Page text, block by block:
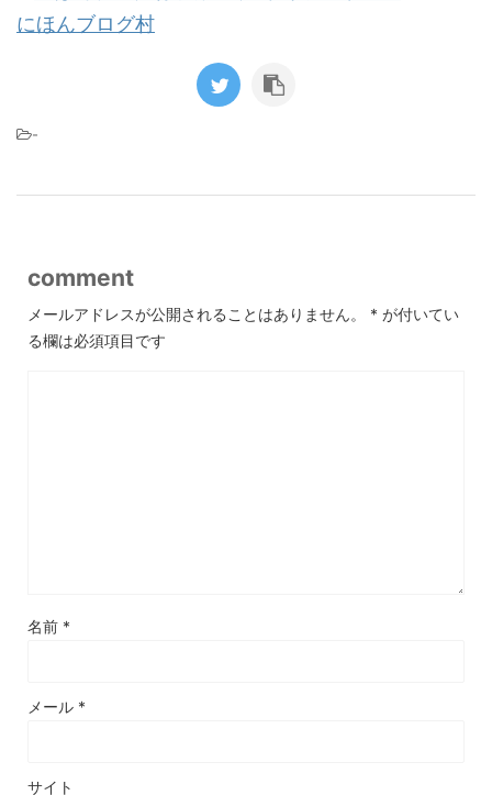
にほんブログ村
-
comment
メールアドレスが公開されることはありません。 * が付いてい
る欄は必須項目です
名前 *
メール *
サイト